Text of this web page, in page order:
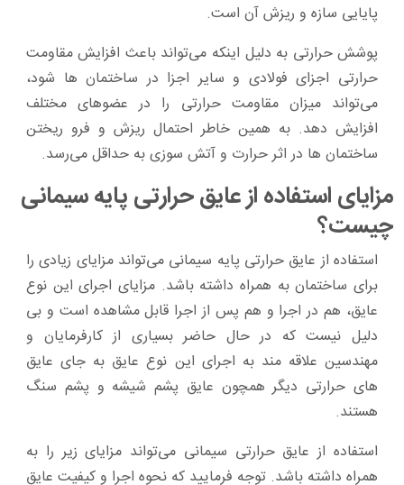
پایایی سازه و ریزش آن است.
پوشش حرارتی به دلیل اینکه می‌تواند باعث افزایش مقاومت
حرارتی اجزای فولادی و سایر اجزا در ساختمان ها شود،
می‌تواند میزان مقاومت حرارتی را در عضوهای مختلف
افزایش دهد. به همین خاطر احتمال ریزش و فرو ریختن
ساختمان ها در اثر حرارت و آتش سوزی به حداقل می‌رسد.
مزایای استفاده از عایق حرارتی پایه سیمانی
چیست؟
استفاده از عایق حرارتی پایه سیمانی می‌تواند مزایای زیادی را
برای ساختمان به همراه داشته باشد. مزایای اجرای این نوع
عایق، هم در اجرا و هم پس از اجرا قابل مشاهده است و بی
دلیل نیست که در حال حاضر بسیاری از کارفرمایان و
مهندسین علاقه مند به اجرای این نوع عایق به جای عایق
های حرارتی دیگر همچون عایق پشم شیشه و پشم سنگ
هستند.
استفاده از عایق حرارتی سیمانی می‌تواند مزایای زیر را به
همراه داشته باشد. توجه فرمایید که نحوه اجرا و کیفیت عایق